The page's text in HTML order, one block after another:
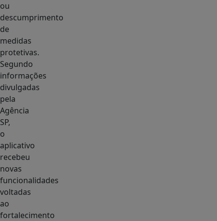
ou
descumprimento
de
medidas
protetivas.
Segundo
informações
divulgadas
pela
Agência
SP,
o
aplicativo
recebeu
novas
funcionalidades
voltadas
ao
fortalecimento